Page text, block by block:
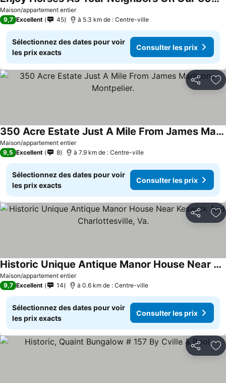
Maison/appartement entier
Consulter les prix
9,7 Excellent 45 à 5.3 km de : Centre-ville
Sélectionnez des dates pour voir
les prix exacts
Consulter les prix
Partager
Maison/appartement entier
350 Acre Estate Just A Mile From James Madisons Montpelier.
Consulter les prix
9,5 Excellent 8 à 7.9 km de : Centre-ville
Sélectionnez des dates pour voir
les prix exacts
Consulter les prix
Partager
Maison/appartement entier
Historic Unique Antique Manor House Near Keswick And Charlottesville, Va.
Consulter les prix
9,7 Excellent 14 à 0.6 km de : Centre-ville
Sélectionnez des dates pour voir
les prix exacts
Consulter les prix
Partager